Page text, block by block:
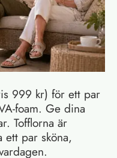
999 kr) för ett par
foam. Ge dina
Tofflorna är
par sköna,